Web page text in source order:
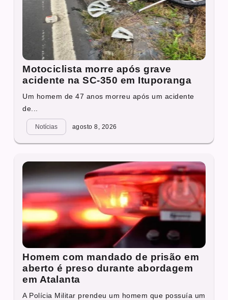
Motociclista morre após grave
acidente na SC-350 em Ituporanga
Um homem de 47 anos morreu após um acidente
de...
Notícias agosto 8, 2026
Homem com mandado de prisão em
aberto é preso durante abordagem
em Atalanta
A Polícia Militar prendeu um homem que possuía um